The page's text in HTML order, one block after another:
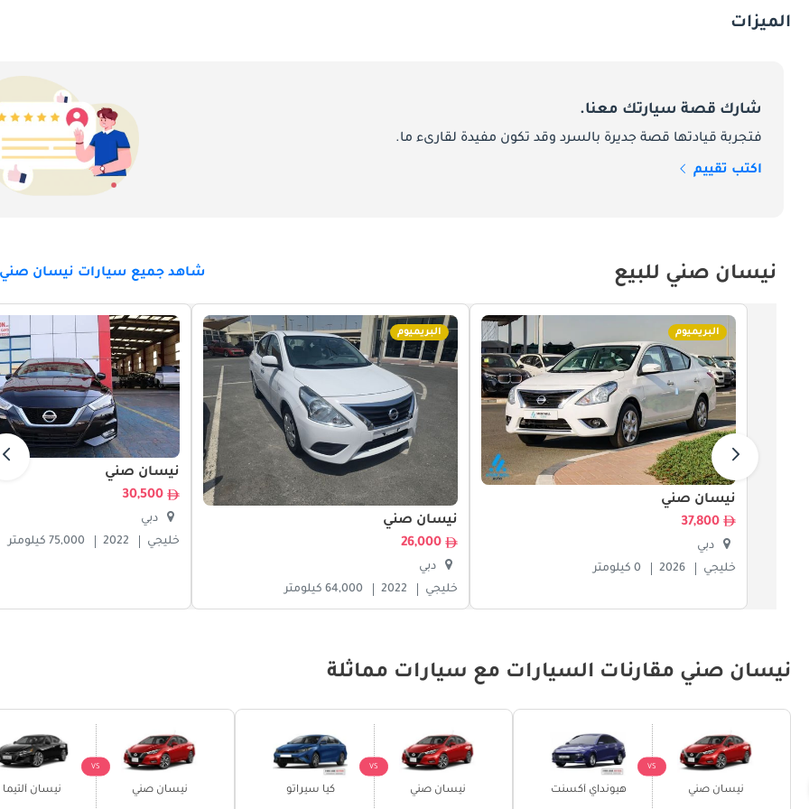
الميزات
شارك قصة سيارتك معنا.
فتجربة قيادتها قصة جديرة بالسرد وقد تكون مفيدة لقارىء ما.
اكتب تقييم
نيسان صني للبيع شاهد جميع سيارات نيسان صني
البريميوم
نيسان صني
37,800
دبي
خليجي
2026 0 كيلومتر
البريميوم
نيسان صني
26,000
دبي
خليجي
2022 64,000 كيلومتر
نيسان صني
30,500
دبي
خليجي
2022 75,000 كيلومتر
نيسان صني مقارنات السيارات مع سيارات مماثلة
نيسان صني
VS
هيونداي أكسنت نيسان صني
VS
كيا سيراتو نيسان صني
VS
نيسان ألتيما